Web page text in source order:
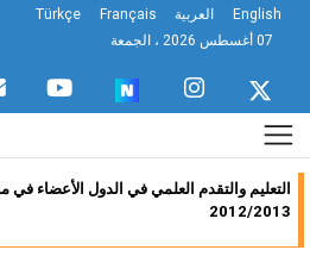
English العربية Français
Türkçe
التعليم والتقدم العلمي في الدول الأعضاء في
2012/2013